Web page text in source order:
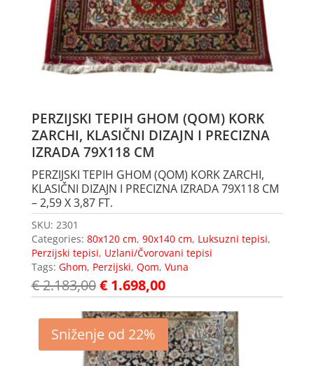
PERZIJSKI TEPIH GHOM (QOM) KORK
ZARCHI, KLASIČNI DIZAJN I PRECIZNA
IZRADA 79X118 CM
PERZIJSKI TEPIH GHOM (QOM) KORK ZARCHI,
KLASIČNI DIZAJN I PRECIZNA IZRADA 79X118 CM
– 2,59 X 3,87 FT.
SKU: 2301
Categories: 80x120 cm, 90x140 cm, Luksuzni tepisi,
Perzijski tepisi, Uzlani/Čvorovani tepisi
Tags: Ghom, Perzijski, Qom, Vuna
€2.183,00€1.698,00
Sniženje od 22%